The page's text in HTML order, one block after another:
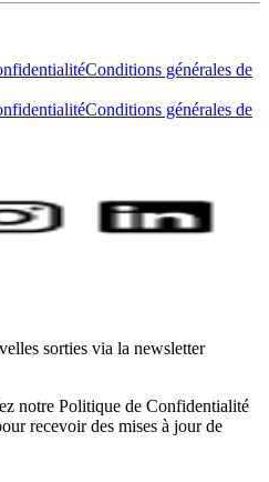
Conditions générales de
Conditions générales de
sorties via la newsletter
notre Politique de Confidentialité
recevoir des mises à jour de